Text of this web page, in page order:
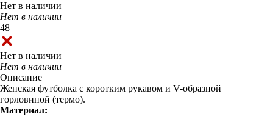
Нет в наличии
Нет в наличии
48
Нет в наличии
Нет в наличии
Описание
Женская футболка с коротким рукавом и V-образной
горловиной (термо).
Материал: